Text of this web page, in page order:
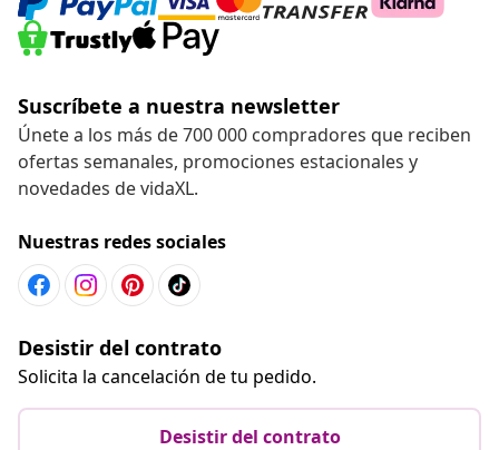
Suscríbete a nuestra newsletter
Únete a los más de 700 000 compradores que reciben
ofertas semanales, promociones estacionales y
novedades de vidaXL.
Nuestras redes sociales
Desistir del contrato
Solicita la cancelación de tu pedido.
Desistir del contrato